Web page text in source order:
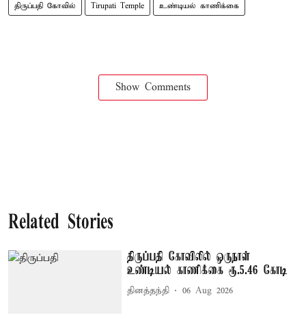
திருப்பதி கோவில் Tirupati Temple உண்டியல் காணிக்கை
Show Comments
Related Stories
திருப்பதி கோவிலில் ஒருநாள்
உண்டியல் காணிக்கை ரூ.5.46 கோடி
தினத்தந்தி 06 Aug 2026